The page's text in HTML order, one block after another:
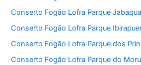
Conserto Fogão Lofra Parque
Conserto Fogão Lofra Parque
Conserto Fogão Lofra Parque dos
Conserto Fogão Lofra Parque do